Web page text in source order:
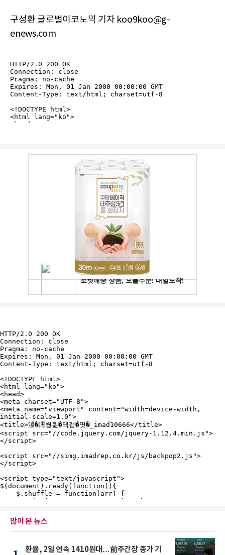
구성환 글로벌이코노믹 기자 koo9koo@g-
enews.com
많이 본 뉴스
환율, 2일 연속 1410원대…前주간장 종가 기